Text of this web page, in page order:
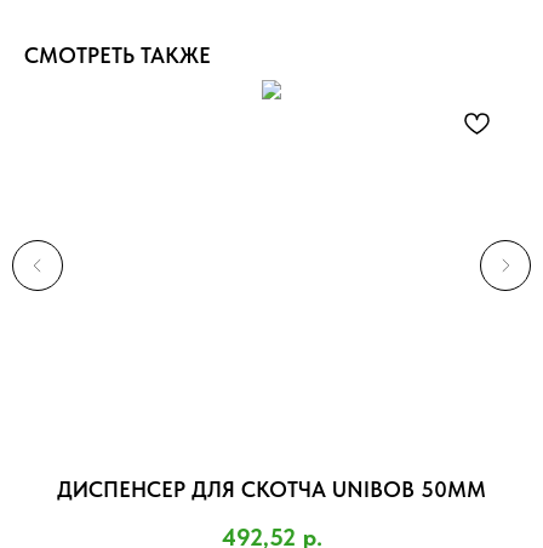
СМОТРЕТЬ ТАКЖЕ
ДИСПЕНСЕР ДЛЯ СКОТЧА UNIBOB 50ММ
492,52 р.